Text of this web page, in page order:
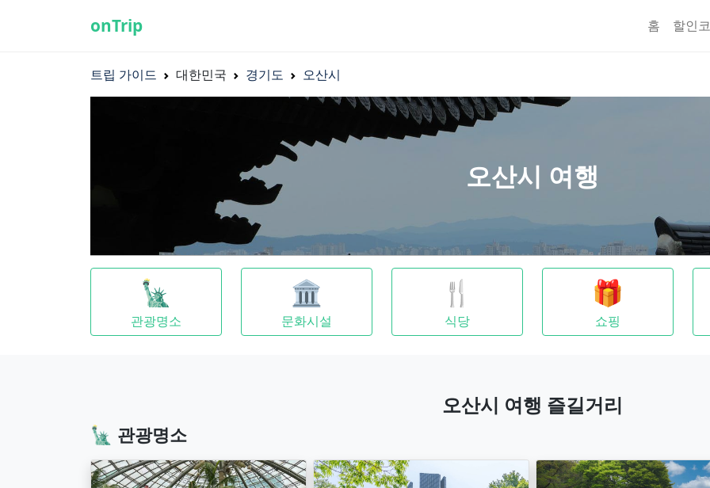
onTrip 홈 할인
트립 가이드 대한민국 경기도 오산시
오산시 여행
🗽
관광명소
🏛
문화시설
🍴
식당
🎁
쇼핑
오산시 여행 즐길거리
🗽 관광명소